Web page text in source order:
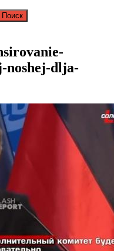
noshej-dlja-